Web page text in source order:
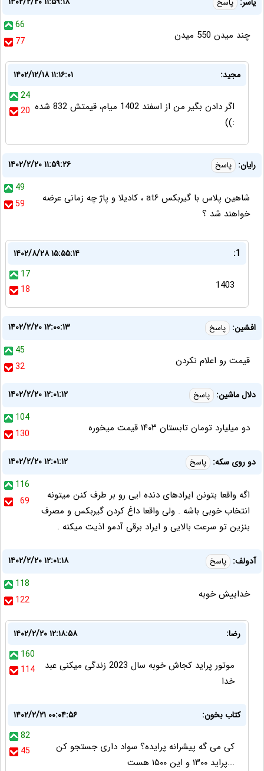
پاسخ
66
77
چند میدن 550 میدن
مجید:
۱۴۰۲/۱۲/۱۸ ۱۱:۱۶:۰۱
24
20 اگر دادن بگیر من از اسفند 1402 میام، قیمتش 832 شده
:))
رایان: پاسخ
۱۴۰۲/۲/۲۰ ۱۱:۵۹:۲۶
49
59
شاهین پلاس با گیربکس at۶ ، کادیلا و پاژ چه زمانی عرضه
خواهند شد ؟
1:
۱۴۰۲/۸/۲۸ ۱۵:۵۵:۱۴
17
18
1403
افشین: پاسخ
۱۴۰۲/۲/۲۰ ۱۲:۰۰:۱۳
45
32
قیمت رو اعلام نکردن
دلال ماشین: پاسخ
۱۴۰۲/۲/۲۰ ۱۲:۰۱:۱۲
104
130
دو میلیارد تومان تابستان ۱۴۰۳ قیمت میخوره
دو روی سکه: پاسخ
۱۴۰۲/۲/۲۰ ۱۲:۰۱:۱۲
116
69
اگه واقعا بتونن ایرادهای دنده ایی رو بر طرف کنن میتونه
انتخاب خوبی باشه . ولی واقعا داغ کردن گیربکس و مصرف
بنزین تو سرعت بالایی و ایراد برقی آدمو اذیت میکنه .
آدولف: پاسخ
۱۴۰۲/۲/۲۰ ۱۲:۰۱:۱۸
118
122
خداییش خوبه
رضا:
۱۴۰۲/۲/۲۰ ۱۲:۱۸:۵۸
160
114
موتور پراید کجاش خوبه سال 2023 زندگی میکنی عبد
خدا
کتاب بخون:
۱۴۰۲/۲/۲۱ ۰۰:۰۴:۵۶
82
45
کی می گه پیشرانه پرایده؟ سواد داری جستجو کن
...پراید ۱۳۰۰ و این ۱۵۰۰ هست